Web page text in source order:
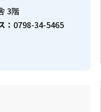
3階
： 0798-34-5465